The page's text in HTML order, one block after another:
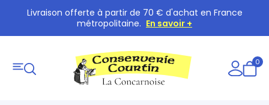
Livraison offerte à partir de 70 € d'achat en France
métropolitaine. En savoir +
0